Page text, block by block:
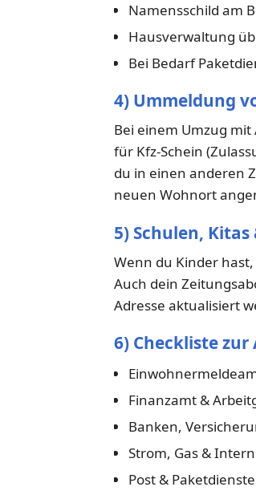
Namensschild am
Hausverwaltung
Bei Bedarf
4) Ummeldung
Bei einem Umzug
für Kfz-Schein
du in einen anderen
neuen Wohnort
5) Schulen,
Wenn du Kinder
Auch dein
Adresse aktualisiert
6) Checkliste
Finanzamt &
Banken,
Strom, Gas &
Post &